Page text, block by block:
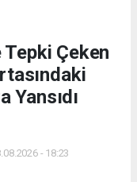
Tepki Çeken
Yansıdı
- 18:23